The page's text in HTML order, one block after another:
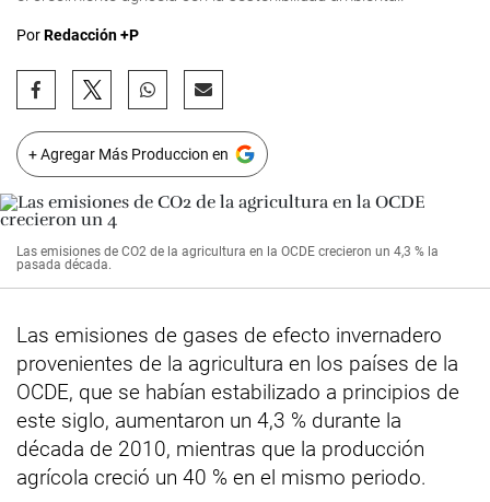
PorRedacción +P
+ Agregar Más Produccion en
Las emisiones de CO2 de la agricultura en la OCDE crecieron un 4,3 % la
pasada década.
Las emisiones de gases de efecto invernadero
provenientes de la agricultura en los países de la
OCDE, que se habían estabilizado a principios de
este siglo, aumentaron un 4,3 % durante la
década de 2010, mientras que la producción
agrícola creció un 40 % en el mismo periodo.